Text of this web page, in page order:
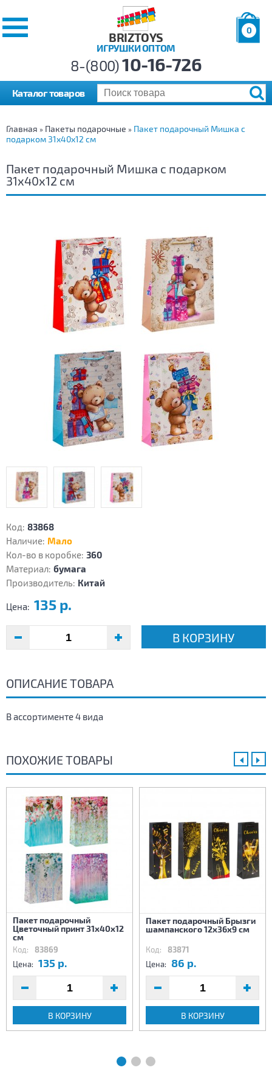
BRIZTOYS
ИГРУШКИ ОПТОМ
0
р.
8-(800)10-16-726
Каталог товаров
Главная » Пакеты подарочные » Пакет подарочный Мишка с
подарком 31х40х12 см
Пакет подарочный Мишка с подарком
31х40х12 см
Код: 83868
Наличие: Мало
Кол-во в коробке: 360
Материал: бумага
Производитель: Китай
Цена: 135 р.
В КОРЗИНУ
ОПИСАНИЕ ТОВАРА
В ассортименте 4 вида
ПОХОЖИЕ ТОВАРЫ
Пакет подарочный
Цветочный принт 31х40х12
см
Код: 83869
Цена: 135 р.
В КОРЗИНУ
Пакет подарочный Брызги
шампанского 12х36х9 см
Код: 83871
Цена: 86 р.
В КОРЗИНУ